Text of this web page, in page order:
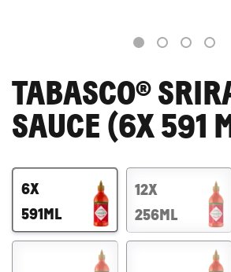
1234
TABASCO®
SAUCE (6X 591
6X
591ML
12X
256ML